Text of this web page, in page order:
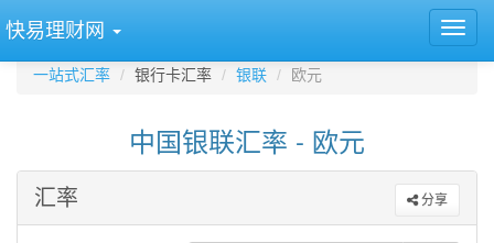
快易理财网
一站式汇率 银行卡汇率 银联 欧元
中国银联汇率 - 欧元
分享
汇率